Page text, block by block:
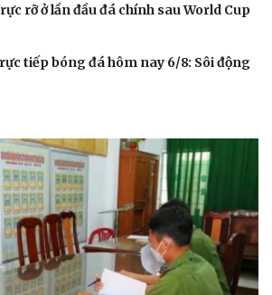
rỡ ở lần đầu đá chính sau World Cup
tiếp bóng đá hôm nay 6/8: Sôi động